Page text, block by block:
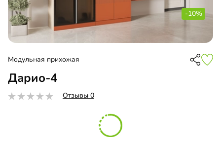
-10%
Модульная прихожая
Дарио-4
Отзывы 0